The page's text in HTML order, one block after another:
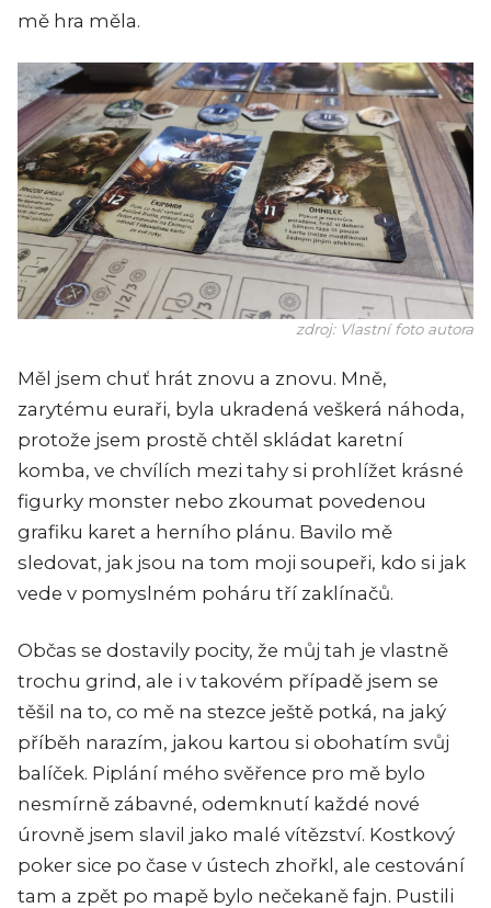
mě hra měla.
zdroj: Vlastní foto autora
Měl jsem chuť hrát znovu a znovu. Mně,
zarytému euraři, byla ukradená veškerá náhoda,
protože jsem prostě chtěl skládat karetní
komba, ve chvílích mezi tahy si prohlížet krásné
figurky monster nebo zkoumat povedenou
grafiku karet a herního plánu. Bavilo mě
sledovat, jak jsou na tom moji soupeři, kdo si jak
vede v pomyslném poháru tří zaklínačů.
Občas se dostavily pocity, že můj tah je vlastně
trochu grind, ale i v takovém případě jsem se
těšil na to, co mě na stezce ještě potká, na jaký
příběh narazím, jakou kartou si obohatím svůj
balíček. Piplání mého svěřence pro mě bylo
nesmírně zábavné, odemknutí každé nové
úrovně jsem slavil jako malé vítězství. Kostkový
poker sice po čase v ústech zhořkl, ale cestování
tam a zpět po mapě bylo nečekaně fajn. Pustili